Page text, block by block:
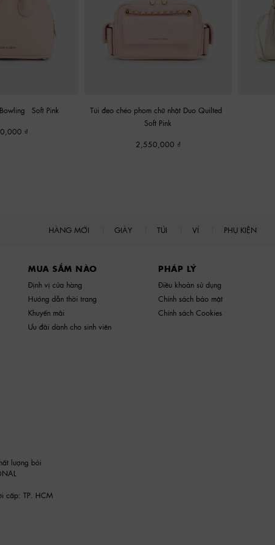
Soft Pink
Túi đeo chéo phom chữ nhật Duo Quilted
Soft Pink
2,550,000
HÀNG MỚI GIÀY TÚI VÍ PHỤ KIỆN
MUA SẮM NÀO
Định vị cửa hàng
Hướng dẫn thời trang
Khuyến mãi
Ưu đãi dành cho sinh viên
PHÁP LÝ
Điều khoản sử dụng
Chính sách bảo mật
Chính sách Cookies
lượng bởi
TP. HCM